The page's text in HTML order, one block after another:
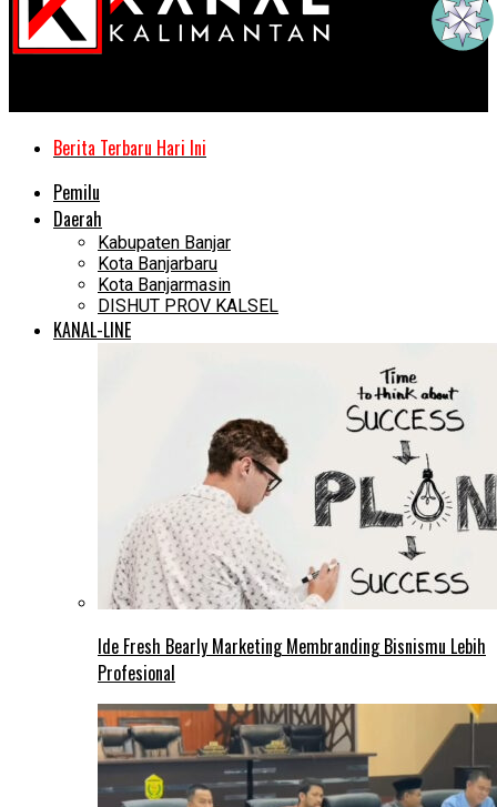
Berita Terbaru Hari Ini
Pemilu
Daerah
Kabupaten Banjar
Kota Banjarbaru
Kota Banjarmasin
DISHUT PROV KALSEL
KANAL-LINE
Ide Fresh Bearly Marketing Membranding Bisnismu Lebih
Profesional